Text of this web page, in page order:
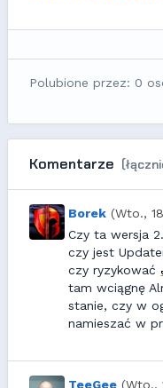
Polubione przez: 0
Komentarze
Borek (Wto.,
Czy ta wersja
czy jest
czy ryzykować
tam wciągnę
stanie, czy w
namieszać w
TeeGee (Wto.,